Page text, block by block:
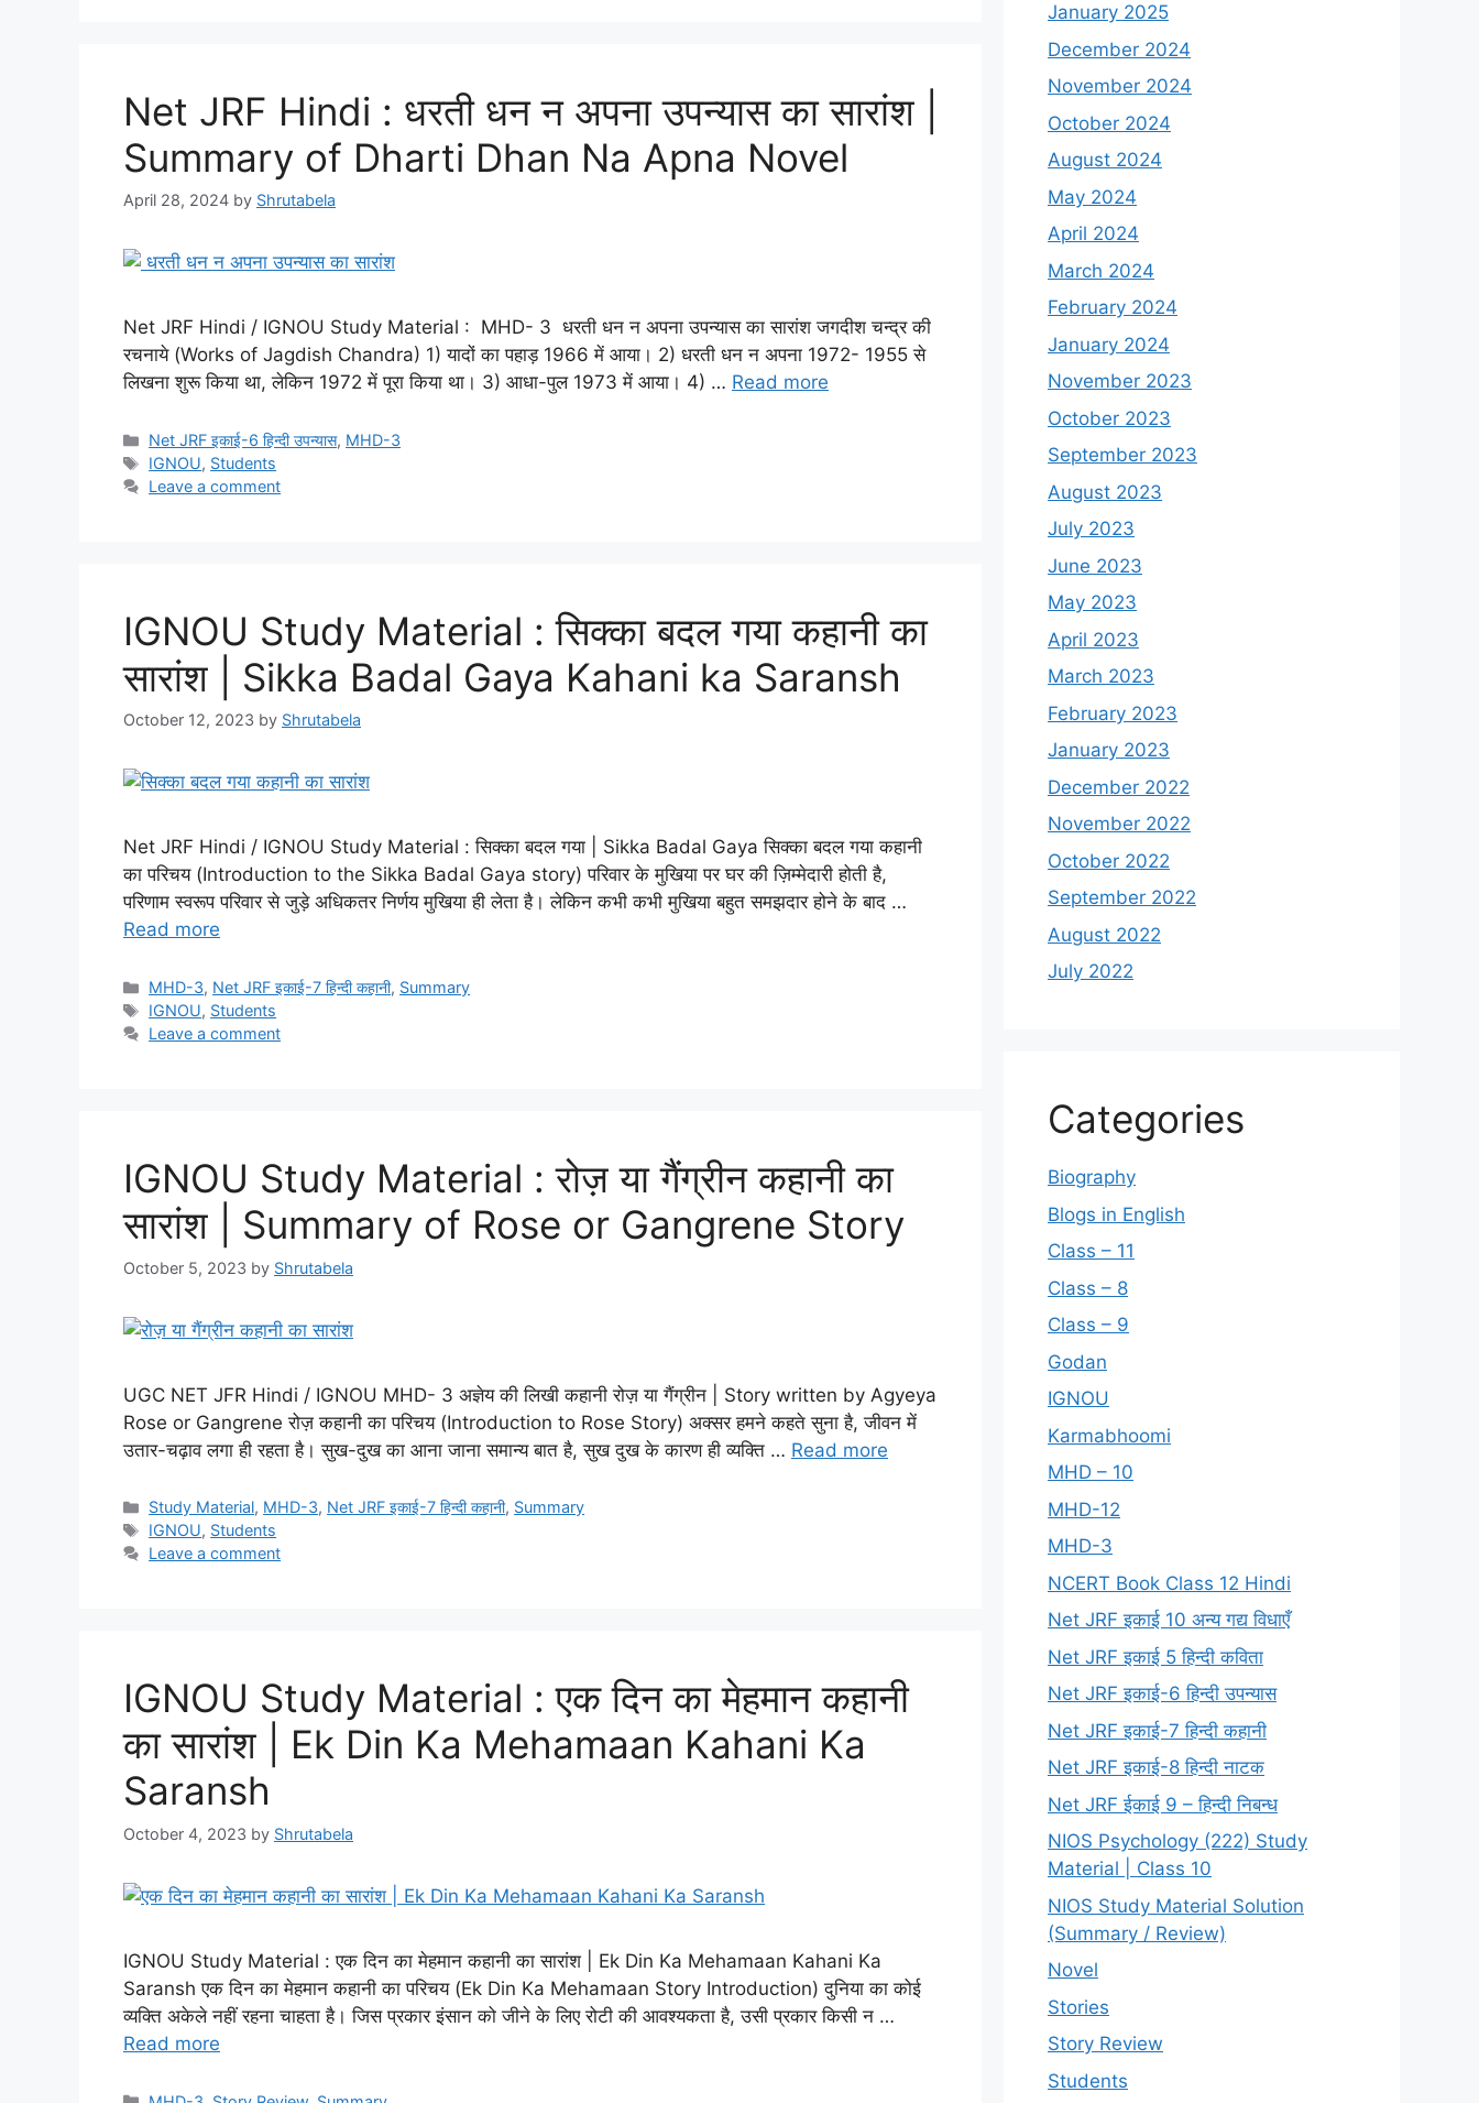
Net JRF Hindi : धरती धन न अपना उपन्यास का सारांश |
Summary of Dharti Dhan Na Apna Novel
April 28, 2024 by Shrutabela
Net JRF Hindi / IGNOU Study Material : MHD- 3 धरती धन न अपना उपन्यास का सारांश जगदीश चन्द्र की
रचनाये (Works of Jagdish Chandra) 1) यादों का पहाड़ 1966 में आया। 2) धरती धन न अपना 1972- 1955 से
लिखना शुरू किया था, लेकिन 1972 में पूरा किया था। 3) आधा-पुल 1973 में आया। 4) … Read more
Net JRF इकाई-6 हिन्दी उपन्यास, MHD-3
IGNOU, Students
Leave a comment
IGNOU Study Material : सिक्का बदल गया कहानी का
सारांश | Sikka Badal Gaya Kahani ka Saransh
October 12, 2023 by Shrutabela
Net JRF Hindi / IGNOU Study Material : सिक्का बदल गया | Sikka Badal Gaya सिक्का बदल गया कहानी
का परिचय (Introduction to the Sikka Badal Gaya story) परिवार के मुखिया पर घर की ज़िम्मेदारी होती है,
परिणाम स्वरूप परिवार से जुड़े अधिकतर निर्णय मुखिया ही लेता है। लेकिन कभी कभी मुखिया बहुत समझदार होने के बाद …
Read more
MHD-3, Net JRF इकाई-7 हिन्दी कहानी, Summary
IGNOU, Students
Leave a comment
IGNOU Study Material : रोज़ या गैंग्रीन कहानी का
सारांश | Summary of Rose or Gangrene Story
October 5, 2023 by Shrutabela
UGC NET JFR Hindi / IGNOU MHD- 3 अज्ञेय की लिखी कहानी रोज़ या गैंग्रीन | Story written by Agyeya
Rose or Gangrene रोज़ कहानी का परिचय (Introduction to Rose Story) अक्सर हमने कहते सुना है, जीवन में
उतार-चढ़ाव लगा ही रहता है। सुख-दुख का आना जाना समान्य बात है, सुख दुख के कारण ही व्यक्ति … Read more
Study Material, MHD-3, Net JRF इकाई-7 हिन्दी कहानी, Summary
IGNOU, Students
Leave a comment
IGNOU Study Material : एक दिन का मेहमान कहानी
का सारांश | Ek Din Ka Mehamaan Kahani Ka
Saransh
October 4, 2023 by Shrutabela
IGNOU Study Material : एक दिन का मेहमान कहानी का सारांश | Ek Din Ka Mehamaan Kahani Ka
Saransh एक दिन का मेहमान कहानी का परिचय (Ek Din Ka Mehamaan Story Introduction) दुनिया का कोई
व्यक्ति अकेले नहीं रहना चाहता है। जिस प्रकार इंसान को जीने के लिए रोटी की आवश्यकता है, उसी प्रकार किसी न …
Read more
January 2025
December 2024
November 2024
October 2024
August 2024
May 2024
April 2024
March 2024
February 2024
January 2024
November 2023
October 2023
September 2023
August 2023
July 2023
June 2023
May 2023
April 2023
March 2023
February 2023
January 2023
December 2022
November 2022
October 2022
September 2022
August 2022
July 2022
Categories
Biography
Blogs in English
Class – 11
Class – 8
Class – 9
Godan
IGNOU
Karmabhoomi
MHD – 10
MHD-12
MHD-3
NCERT Book Class 12 Hindi
Net JRF इकाई 10 अन्य गद्य विधाएँ
Net JRF इकाई 5 हिन्दी कविता
Net JRF इकाई-6 हिन्दी उपन्यास
Net JRF इकाई-7 हिन्दी कहानी
Net JRF इकाई-8 हिन्दी नाटक
Net JRF ईकाई 9 – हिन्दी निबन्ध
NIOS Psychology (222) Study
Material | Class 10
NIOS Study Material Solution
(Summary / Review)
Novel
Stories
Story Review
Students